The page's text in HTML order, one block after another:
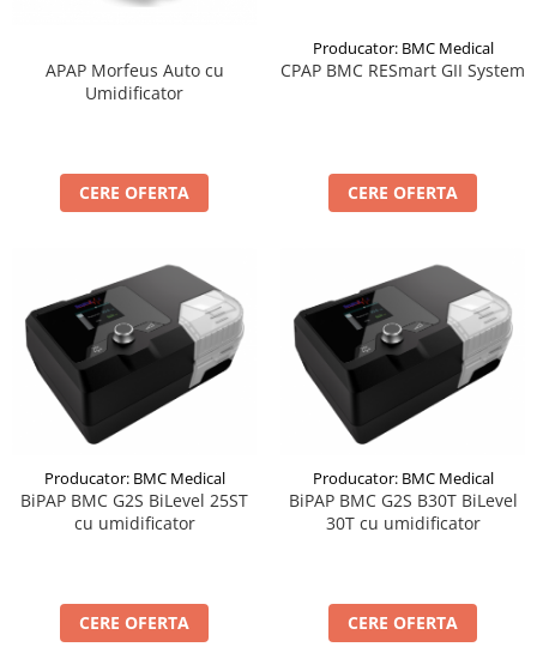
APAP Morfeus Auto cu
Umidificator
CERE OFERTA
Producator: BMC Medical
CPAP BMC RESmart GII System
CERE OFERTA
Producator: BMC Medical
BiPAP BMC G2S BiLevel 25ST
cu umidificator
CERE OFERTA
Producator: BMC Medical
BiPAP BMC G2S B30T BiLevel
30T cu umidificator
CERE OFERTA